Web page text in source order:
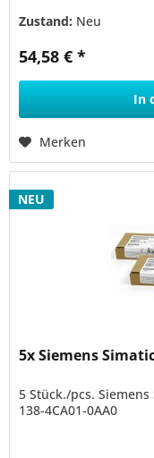
Zustand: Neu
54,58 € *
In
Merken
NEU
5x Siemens
5 Stück./pcs.
138-4CA01-0AA0